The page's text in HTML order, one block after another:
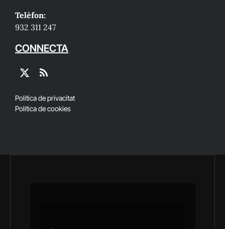
Telèfon:
932 311 247
CONNECTA
X
RSS
Política de privacitat
Política de cookies